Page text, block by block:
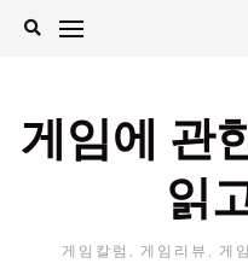
Skip
게임에 관
읽
게임칼럼, 게임리뷰, 게